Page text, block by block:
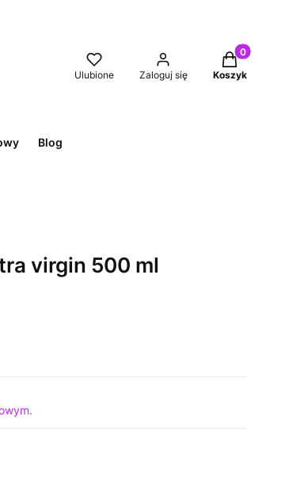
Ulubione Zaloguj się
Produkty w
Koszyk
Blog
virgin 500 ml